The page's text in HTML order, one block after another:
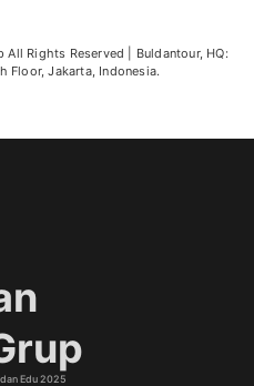
Rights Reserved | Buldantour, HQ:
Floor, Jakarta, Indonesia.
Edu 2025